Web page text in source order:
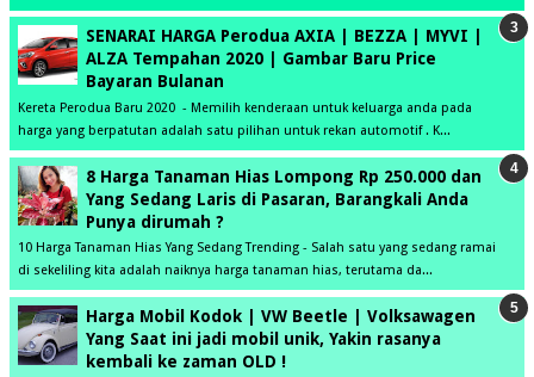
SENARAI HARGA Perodua AXIA | BEZZA | MYVI |
ALZA Tempahan 2020 | Gambar Baru Price
Bayaran Bulanan
Kereta Perodua Baru 2020 - Memilih kenderaan untuk keluarga anda pada
harga yang berpatutan adalah satu pilihan untuk rekan automotif . K...
8 Harga Tanaman Hias Lompong Rp 250.000 dan
Yang Sedang Laris di Pasaran, Barangkali Anda
Punya dirumah ?
10 Harga Tanaman Hias Yang Sedang Trending - Salah satu yang sedang ramai
di sekeliling kita adalah naiknya harga tanaman hias, terutama da...
Harga Mobil Kodok | VW Beetle | Volksawagen
Yang Saat ini jadi mobil unik, Yakin rasanya
kembali ke zaman OLD !